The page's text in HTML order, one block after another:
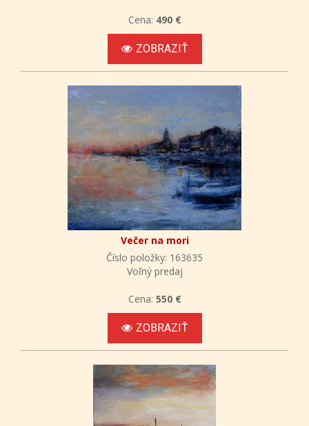
Cena: 490 €
ZOBRAZIŤ
Večer na mori
Číslo položky: 163635
Voľný predaj
Cena: 550 €
ZOBRAZIŤ